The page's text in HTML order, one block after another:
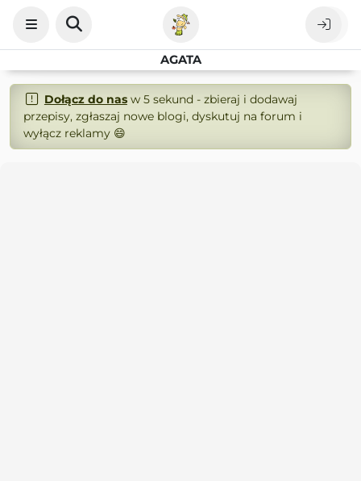
AGATA
Dołącz do nasw 5 sekund - zbieraj i dodawaj
przepisy, zgłaszaj nowe blogi, dyskutuj na forum i
wyłącz reklamy 😄